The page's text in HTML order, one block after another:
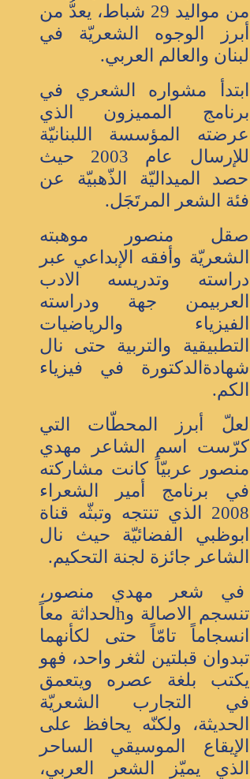
من مواليد 29 شباط، يعدُّ من
أبرز الوجوه الشعريّة في
لبنان والعالم العربي.
ابتدأ مشواره الشعري في
برنامج المميزون الذي
عرضته المؤسسة اللبنانيّة
للإرسال عام 2003 حيث
حصد الميداليّة الذّهبيّة عن
فئة الشعر المرتَجَل.
صقل منصور موهبته
الشعريّة وأفقه الإبداعي عبر
دراسته وتدريسه الادب
العربيمن جهة ودراسته
الفيزياء والرياضيات
التطبيقية والتربية حتى نال
شهادةالدكتورة في فيزياء
الكم.
لعلّ أبرز المحطّات التي
كرّست اسم الشاعر مهدي
منصور عربيّاً كانت مشاركته
في برنامج أمير الشعراء
2008 الذي تنتجه وتبثّه قناة
ابوظبي الفضائيّة حيث نال
الشاعر جائزة لجنة التحكيم.
في شعر مهدي منصور،
تنسجم الاصالة وhلحداثة معاً
انسجاماً تامّاً حتى لكأنهما
تبدوان قبلتين لثغر واحد، فهو
يكتب بلغة عصره ويتعمق
في التجارب الشعريّة
الحديثة، ولكنّه يحافظ على
الإيقاع الموسيقي الساحر
الذي يميّز الشعر العربي،